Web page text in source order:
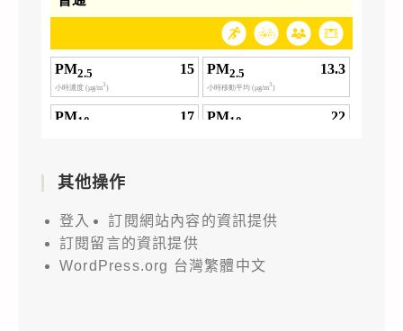
其他操作
登入
訂閱網站內容的資訊提供
訂閱留言的資訊提供
WordPress.org 台灣繁體中文